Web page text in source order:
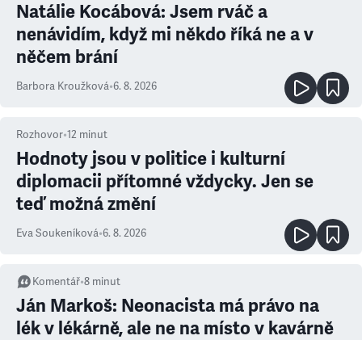
Natálie Kocábová: Jsem rváč a
nenávidím, když mi někdo říká ne a v
něčem brání
Barbora Kroužková•6. 8. 2026
Rozhovor•12 minut
Hodnoty jsou v politice i kulturní
diplomacii přítomné vždycky. Jen se
teď možná změní
Eva Soukeníková•6. 8. 2026
Komentář•8 minut
Ján Markoš: Neonacista má právo na
lék v lékárně, ale ne na místo v kavárně